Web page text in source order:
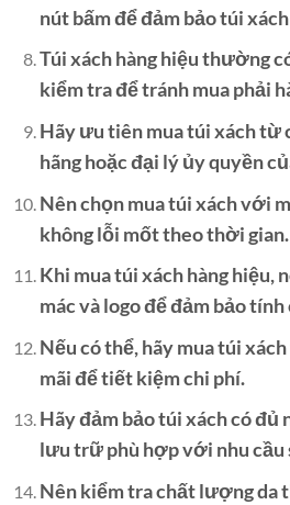
nút bấm để đảm bảo túi
Túi xách hàng hiệu thường
kiểm tra để tránh mua phải
Hãy ưu tiên mua túi xách từ
hãng hoặc đại lý ủy quyền
Nên chọn mua túi xách với
không lỗi mốt theo thời gian.
Khi mua túi xách hàng hiệu,
mác và logo để đảm bảo tính
Nếu có thể, hãy mua túi
mãi để tiết kiệm chi phí.
Hãy đảm bảo túi xách có đủ
lưu trữ phù hợp với nhu cầu
Nên kiểm tra chất lượng da